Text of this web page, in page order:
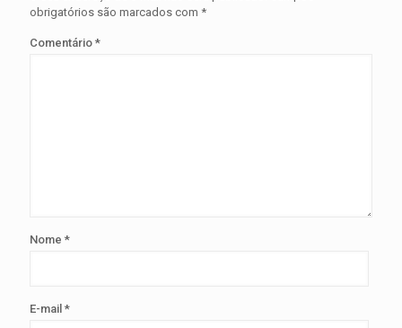
obrigatórios são marcados com *
Comentário *
Nome *
E-mail *